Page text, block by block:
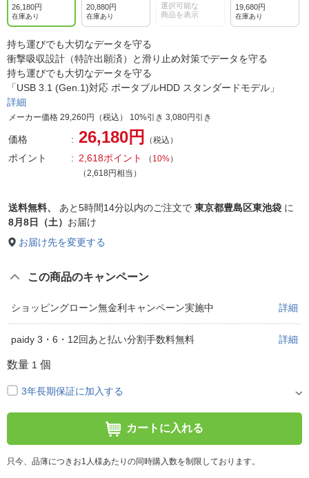
26,180円
在庫あり
20,880円
在庫あり
選択可能な
商品を表示
19,680円
在庫あり
持ち運びでも大切なデータを守る
衝撃吸収設計（特許出願済）と滑り止め対策でデータを守る
持ち運びでも大切なデータを守る
「USB 3.1 (Gen.1)対応 ポータブルHDD スタンダードモデル」
詳細
メーカー価格 29,260円（税込） 10%引き 3,080円引き
価格 26,180円 （税込）
ポイント 2,618ポイント （ 10%）
（2,618円相当）
送料無料、 あと5時間14分以内のご注文で 東京都豊島区東池袋 に
8月8日（土） お届け
お届け先を変更する
この商品のキャンペーン
ショッピングローン無金利キャンペーン実施中 詳細
paidy 3・6・12回あと払い分割手数料無料 詳細
数量 1 個
3年長期保証に加入する
カートに入れる
只今、品薄につきお1人様あたりの同時購入数を制限しております。